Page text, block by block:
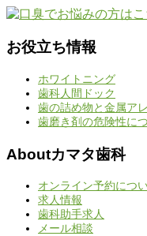
お役立ち情報
ホワイトニング
歯科人間ドック
歯の詰め物と金属ア
歯磨き剤の危険性に
Aboutカマタ歯科
オンライン予約につ
求人情報
歯科助手求人
メール相談